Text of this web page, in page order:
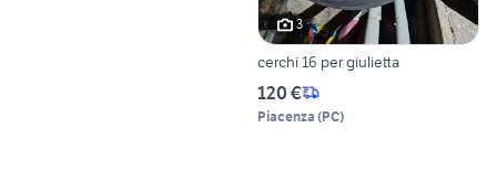
3
cerchi 16 per giulietta
120 €
Piacenza (PC)